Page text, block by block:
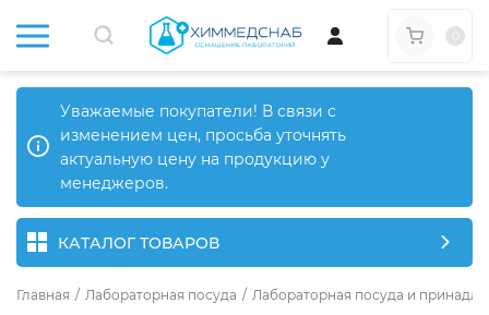
Уважаемые покупатели! В связи с
изменением цен, просьба уточнять
актуальную цену на продукцию у
менеджеров.
КАТАЛОГ ТОВАРОВ
Главная / Лабораторная посуда / Лабораторная посуда и